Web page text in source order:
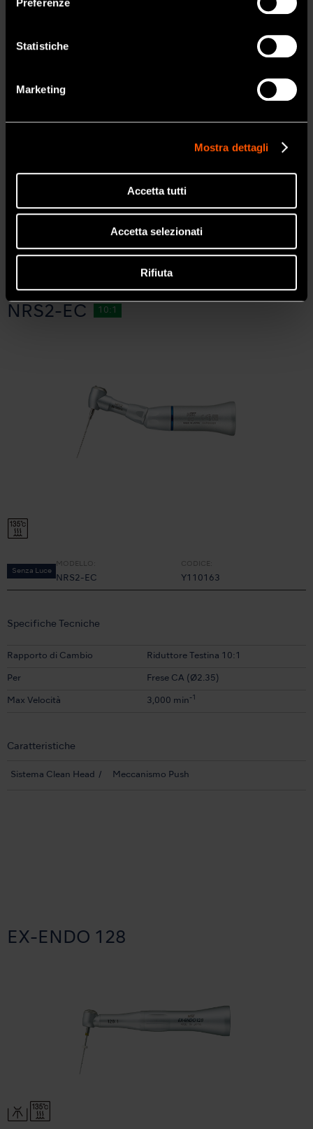
Preferenze
Statistiche
Marketing
Mostra dettagli
Accetta tutti
Accetta selezionati
Rifiuta
Rotazione 360° / Connessione per
rilevatore apicale (manico corto)
Caratteristiche
NRS2-EC 10:1
Senza Luce
MODELLO:
NRS2-EC
CODICE:
Y110163
Specifiche Tecniche
Rapporto di Cambio Riduttore Testina 10:1
Per Frese CA (Ø2.35)
Max Velocità 3,000 min -1
Caratteristiche
Sistema Clean Head Meccanismo Push
EX-ENDO 128